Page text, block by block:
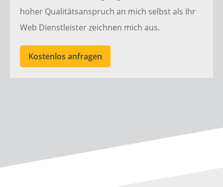
hoher Qualitätsanspruch an mich selbst als Ihr
Web Dienstleisterzeichnen mich aus.
Kostenlos anfragen